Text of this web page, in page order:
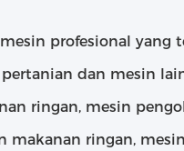
profesional yang
dan mesin
ringan, mesin
makanan ringan,